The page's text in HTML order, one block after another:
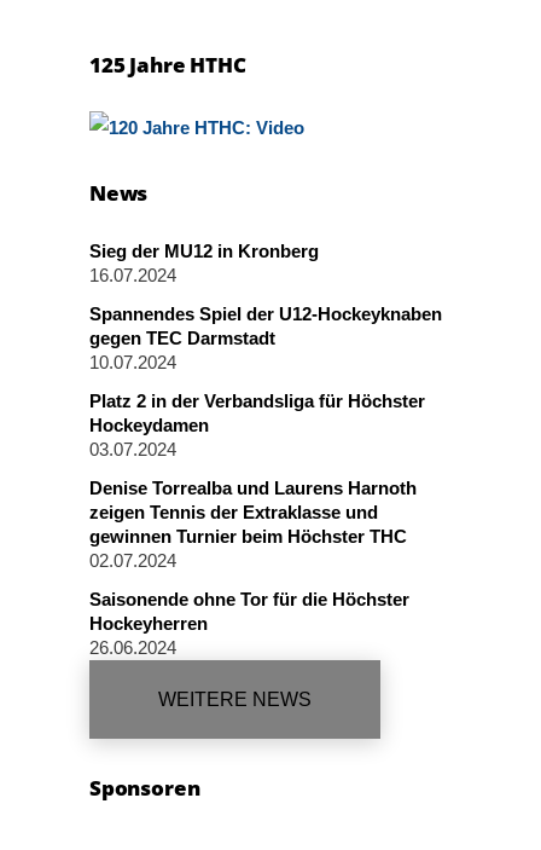
125 Jahre HTHC
News
Sieg der MU12 in Kronberg
16.07.2024
Spannendes Spiel der U12-Hockeyknaben
gegen TEC Darmstadt
10.07.2024
Platz 2 in der Verbandsliga für Höchster
Hockeydamen
03.07.2024
Denise Torrealba und Laurens Harnoth
zeigen Tennis der Extraklasse und
gewinnen Turnier beim Höchster THC
02.07.2024
Saisonende ohne Tor für die Höchster
Hockeyherren
26.06.2024
WEITERE NEWS
Sponsoren